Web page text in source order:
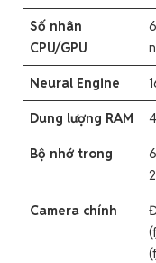
Số nhân
CPU/GPU
Neural Engine
Dung lượng RAM
Bộ nhớ trong
Camera chính